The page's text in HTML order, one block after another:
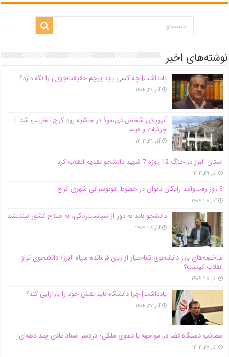
نوشته‌های اخیر
یادداشت| ‌چه کسی باید پرچم حقیقت‌جویی را نگه دارد؟
آذر ۲۹, ۱۴۰۴
اَبَر‌ویلای شخص ذی‌نفوذ در حاشیه‌ رود کرج تخریب شد +
جزئیات و فیلم
آذر ۲۹, ۱۴۰۴
استان البرز در جنگ 12 روزه 7 شهید دانشجو تقدیم انقلاب کرد
آذر ۲۹, ۱۴۰۴
3 روز رفت‌وآمد رایگان بانوان در خطوط اتوبوسرانی شهری کرج
آذر ۲۸, ۱۴۰۴
دانشجو باید به دور از سیاست‌زدگی، به صلاح کشور بیندیشد
آذر ۲۸, ۱۴۰۴
شاخصه‌های بارز دانشجوی تمام‌عیار از زبان فرمانده سپاه البرز/ دانشجوی تراز
انقلاب کیست؟
آذر ۲۸, ۱۴۰۴
یادداشت| چرا دانشگاه باید نقش خود را بازآرایی کند؟
آذر ۲۷, ۱۴۰۴
مصائب دستگاه قضا در مواجهه با دعاوی ملکی/ دردسر اسناد عادی چند‌ دهه‌ای!
آذر ۲۷, ۱۴۰۴